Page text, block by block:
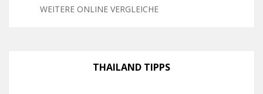
WEITERE ONLINE VERGLEICHE
THAILAND TIPPS